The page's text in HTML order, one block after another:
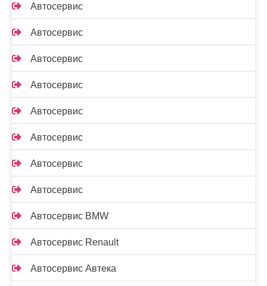
Автосервис
Автосервис
Автосервис
Автосервис
Автосервис
Автосервис
Автосервис
Автосервис
Автосервис BMW
Автосервис Renault
Автосервис Автека